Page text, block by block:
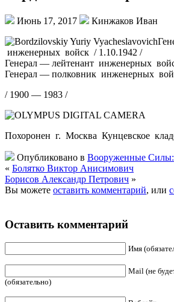
Июнь 17, 2017
Кинжаков Иван
инженерных войск / 1.10.1942 /
Генерал — лейтенант инженерных
Генерал — полковник инженерных
/ 1900 — 1983 /
Похоронен г. Москва Кунцевское
Опубликовано в Вооруженные Силы:
« Болятко Виктор Анисимович
Борисов Александр Петрович »
Вы можете оставить комментарий, или
Оставить комментарий
Имя
Mail (не
(обязательно)